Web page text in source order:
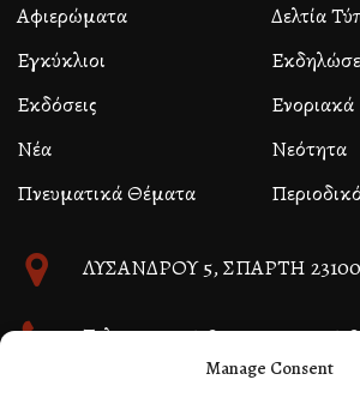
Manage Consent
Αφιερώματα
Δελτία
Εγκύκλιοι
Εκδόσεις
Ενοριακά
Νέα
Νεότητα
Πνευματικά Θέματα
ΛΥΣΑΝΔΡΟΥ 5, ΣΠΑΡΤΗ 23100
Τηλ. 27310 26580 και 27310